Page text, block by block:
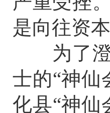
是向往资
为了澄
士的“神仙
化县“神仙